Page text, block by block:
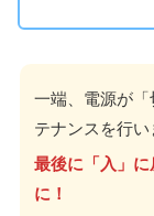
一端、電源が
テナンスを行い
最後に「入」に
に！